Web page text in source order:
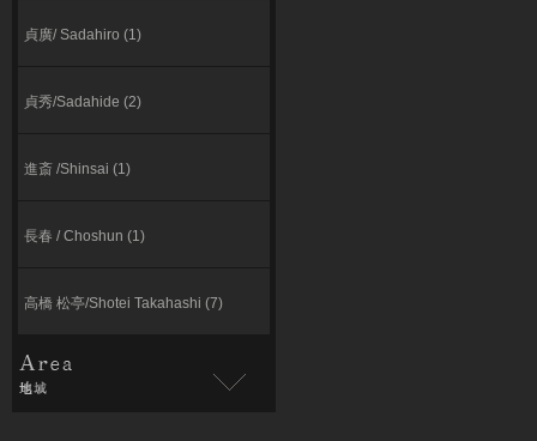
貞廣/ Sadahiro (1)
貞秀/Sadahide (2)
進斎 /Shinsai (1)
長春 / Choshun (1)
高橋 松亭/Shotei Takahashi (7)